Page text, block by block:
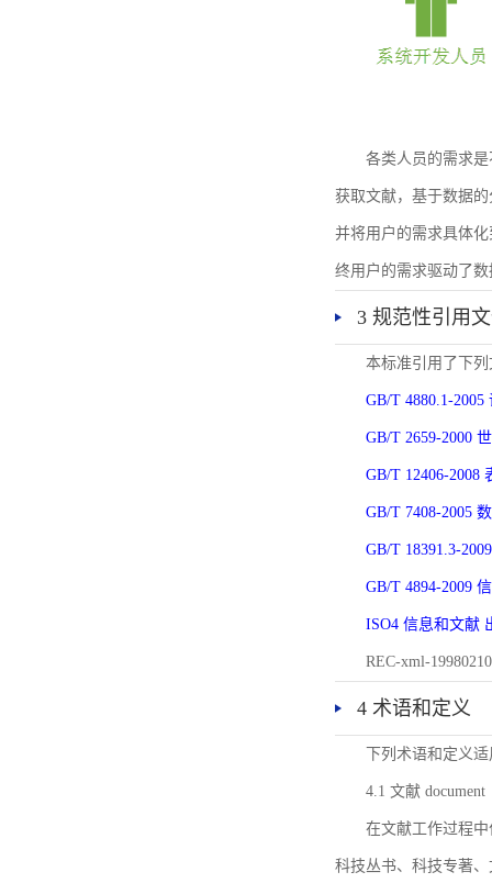
各类人员的需求
获取文献，基于数据
并将用户的需求具体
终用户的需求驱动了
3 规范性引用
本标准引用了下
GB/T 4880.1-
GB/T 2659-2000
GB/T 12406-2008
GB/T 7408-2005
GB/T 18391.3-
GB/T 4894-2009
ISO4 信息和文献
REC-xml-
4 术语和定义
下列术语和定义
4.1 文献 document
在文献工作过程
科技丛书、科技专著